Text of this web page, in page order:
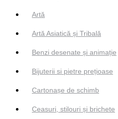
Artă
Artă Asiatică și Tribală
Benzi desenate și animație
Bijuterii si pietre prețioase
Cartonașe de schimb
Ceasuri, stilouri și brichete